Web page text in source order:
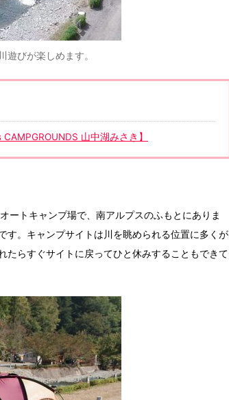
びが楽しめます。
山中湖みさき】
ートキャンプ場で、南アルプスのふもとにありま
す。キャンプサイトは川を眺められる位置に多くが
らすぐサイトに戻ってひと休みすることもできて